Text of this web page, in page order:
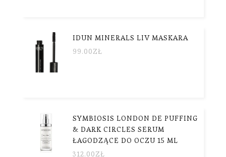
IDUN MINERALS LIV MASKARA
99.00ZŁ
SYMBIOSIS LONDON DE PUFFING
& DARK CIRCLES SERUM
ŁAGODZĄCE DO OCZU 15 ML
312.00ZŁ